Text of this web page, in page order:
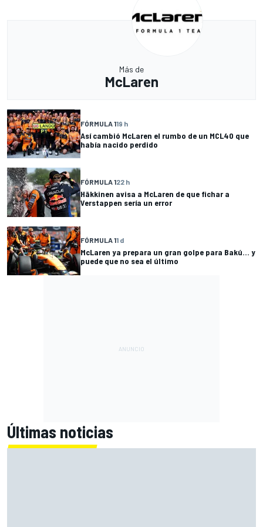
Más de
McLaren
FÓRMULA 119 h
Así cambió McLaren el rumbo de un MCL40 que
había nacido perdido
FÓRMULA 122 h
Häkkinen avisa a McLaren de que fichar a
Verstappen sería un error
FÓRMULA 11 d
McLaren ya prepara un gran golpe para Bakú... y
puede que no sea el último
Últimas noticias